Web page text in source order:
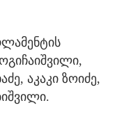
აკაკი ზოიძე,